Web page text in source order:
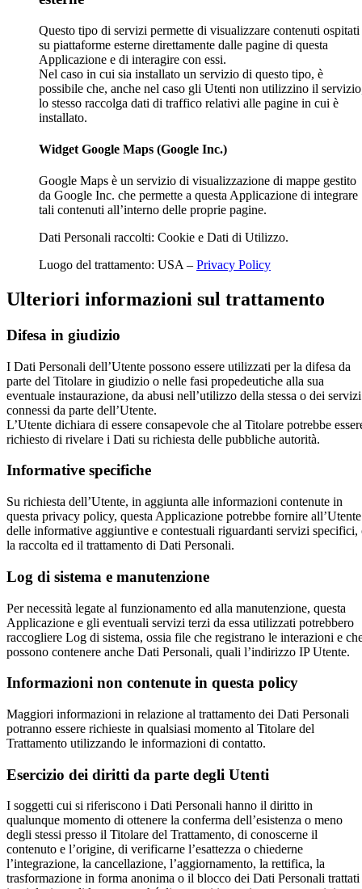
Questo tipo di servizi permette di visualizzare contenuti ospitati
su piattaforme esterne direttamente dalle pagine di questa
Applicazione e di interagire con essi.
Nel caso in cui sia installato un servizio di questo tipo, è
possibile che, anche nel caso gli Utenti non utilizzino il
lo stesso raccolga dati di traffico relativi alle pagine in cui è
installato.
Widget Google Maps (Google Inc.)
Google Maps è un servizio di visualizzazione di mappe gestito
da Google Inc. che permette a questa Applicazione di integrare
tali contenuti all’interno delle proprie pagine.
Dati Personali raccolti: Cookie e Dati di Utilizzo.
Luogo del trattamento: USA – Privacy Policy
Ulteriori informazioni sul trattamento
Difesa in giudizio
I Dati Personali dell’Utente possono essere utilizzati per la difesa da
parte del Titolare in giudizio o nelle fasi propedeutiche alla sua
eventuale instaurazione, da abusi nell’utilizzo della stessa o dei servizi
connessi da parte dell’Utente.
L’Utente dichiara di essere consapevole che al Titolare potrebbe
richiesto di rivelare i Dati su richiesta delle pubbliche autorità.
Informative specifiche
Su richiesta dell’Utente, in aggiunta alle informazioni contenute in
questa privacy policy, questa Applicazione potrebbe fornire all’Utente
delle informative aggiuntive e contestuali riguardanti servizi specifici,
la raccolta ed il trattamento di Dati Personali.
Log di sistema e manutenzione
Per necessità legate al funzionamento ed alla manutenzione, questa
Applicazione e gli eventuali servizi terzi da essa utilizzati potrebbero
raccogliere Log di sistema, ossia file che registrano le interazioni e
possono contenere anche Dati Personali, quali l’indirizzo IP Utente.
Informazioni non contenute in questa policy
Maggiori informazioni in relazione al trattamento dei Dati Personali
potranno essere richieste in qualsiasi momento al Titolare del
Trattamento utilizzando le informazioni di contatto.
Esercizio dei diritti da parte degli Utenti
I soggetti cui si riferiscono i Dati Personali hanno il diritto in
qualunque momento di ottenere la conferma dell’esistenza o meno
degli stessi presso il Titolare del Trattamento, di conoscerne il
contenuto e l’origine, di verificarne l’esattezza o chiederne
l’integrazione, la cancellazione, l’aggiornamento, la rettifica, la
trasformazione in forma anonima o il blocco dei Dati Personali trattati